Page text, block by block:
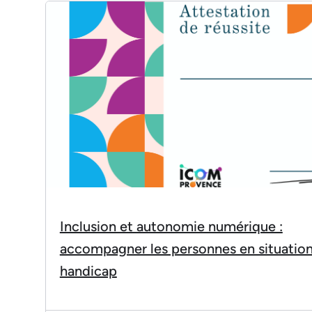
Inclusion et autonomie numérique :
accompagner les personnes en
handicap